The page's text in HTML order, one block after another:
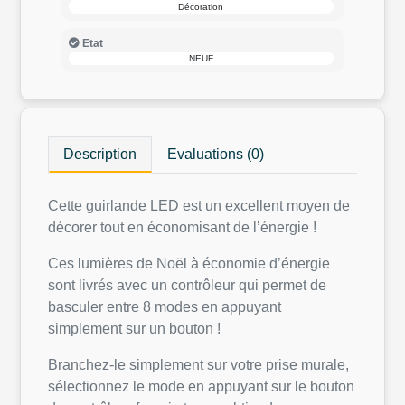
Décoration
Etat
NEUF
Description Evaluations (0)
Cette guirlande LED est un excellent moyen de
décorer tout en économisant de l’énergie !
Ces lumières de Noël à économie d’énergie
sont livrés avec un contrôleur qui permet de
basculer entre 8 modes en appuyant
simplement sur un bouton !
Branchez-le simplement sur votre prise murale,
sélectionnez le mode en appuyant sur le bouton